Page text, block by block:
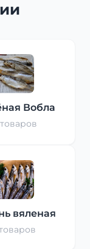
Вобла
вяленая